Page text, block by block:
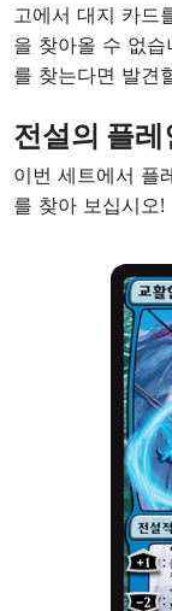
고에서 대지 카드
을 찾아올 수 없
를 찾는다면 발견
전설의 플레
이번 세트에서 플
를 찾아 보십시오!